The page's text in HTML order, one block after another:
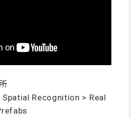
Spatial Recognition > Real